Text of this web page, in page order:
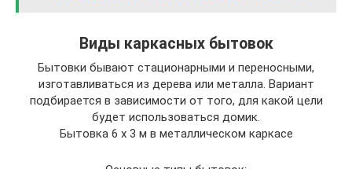
Виды каркасных бытовок
Бытовки бывают стационарными и переносными,
изготавливаться из дерева или металла. Вариант
подбирается в зависимости от того, для какой цели
будет использоваться домик.
Бытовка 6 х 3 м в металлическом каркасе